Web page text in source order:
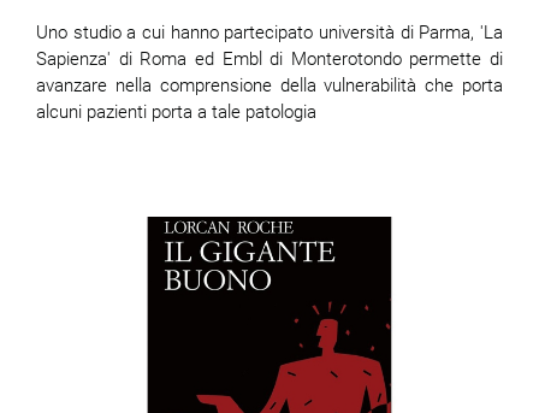
Uno studio a cui hanno partecipato università di Parma, 'La
Sapienza' di Roma ed Embl di Monterotondo permette di
avanzare nella comprensione della vulnerabilità che porta
alcuni pazienti porta a tale patologia